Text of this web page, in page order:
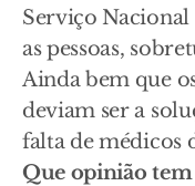
Serviço
as pessoas,
Ainda bem que
deviam ser a
falta de médicos
Que opinião